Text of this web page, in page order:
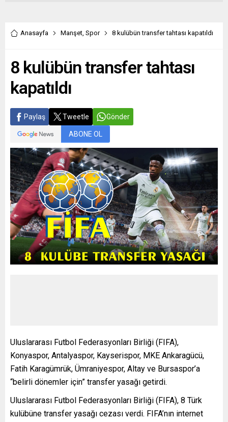
Anasayfa Manşet Spor 8 kulübün transfer tahtası kapatıldı
8 kulübün transfer tahtası
kapatıldı
Paylaş Tweetle Gönder
ABONE OL
Uluslararası Futbol Federasyonları Birliği (FIFA),
Konyaspor, Antalyaspor, Kayserispor, MKE Ankaragücü,
Fatih Karagümrük, Ümraniyespor, Altay ve Bursaspor’a
“belirli dönemler için” transfer yasağı getirdi.
Uluslararası Futbol Federasyonları Birliği (FIFA), 8 Türk
kulübüne transfer yasağı cezası verdi. FIFA’nın internet